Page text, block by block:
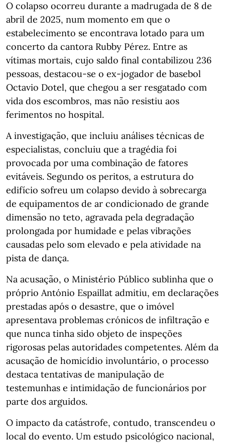
O colapso ocorreu durante a madrugada de 8 de
abril de 2025, num momento em que o
estabelecimento se encontrava lotado para um
concerto da cantora Rubby Pérez. Entre as
vítimas mortais, cujo saldo final contabilizou 236
pessoas, destacou-se o ex-jogador de basebol
Octavio Dotel, que chegou a ser resgatado com
vida dos escombros, mas não resistiu aos
ferimentos no hospital.
A investigação, que incluiu análises técnicas de
especialistas, concluiu que a tragédia foi
provocada por uma combinação de fatores
evitáveis. Segundo os peritos, a estrutura do
edifício sofreu um colapso devido à sobrecarga
de equipamentos de ar condicionado de grande
dimensão no teto, agravada pela degradação
prolongada por humidade e pelas vibrações
causadas pelo som elevado e pela atividade na
pista de dança.
Na acusação, o Ministério Público sublinha que o
próprio António Espaillat admitiu, em declarações
prestadas após o desastre, que o imóvel
apresentava problemas crónicos de infiltração e
que nunca tinha sido objeto de inspeções
rigorosas pelas autoridades competentes. Além da
acusação de homicídio involuntário, o processo
destaca tentativas de manipulação de
testemunhas e intimidação de funcionários por
parte dos arguidos.
O impacto da catástrofe, contudo, transcendeu o
local do evento. Um estudo psicológico nacional,